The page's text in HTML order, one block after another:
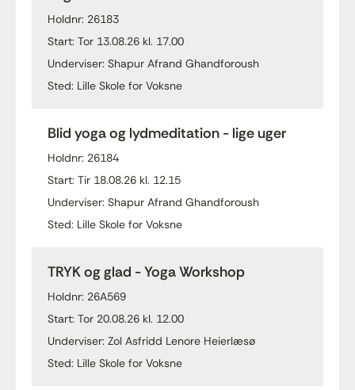
Holdnr: 26183
Start: Tor 13.08.26 kl. 17.00
Underviser: Shapur Afrand Ghandforoush
Sted: Lille Skole for Voksne
Blid yoga og lydmeditation - lige uger
Holdnr: 26184
Start: Tir 18.08.26 kl. 12.15
Underviser: Shapur Afrand Ghandforoush
Sted: Lille Skole for Voksne
TRYK og glad - Yoga Workshop
Holdnr: 26A569
Start: Tor 20.08.26 kl. 12.00
Underviser: Zol Asfridd Lenore Heierlæsø
Sted: Lille Skole for Voksne